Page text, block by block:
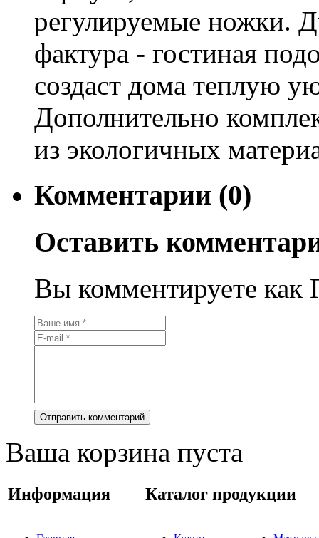
регулируемые ножки.
фактура - гостиная
создаст дома теплую
Дополнительно
из экологичных
Комментарии (0)
Оставить
Вы комментируете как
Ваша корзина пуста
Информация Каталог продукции